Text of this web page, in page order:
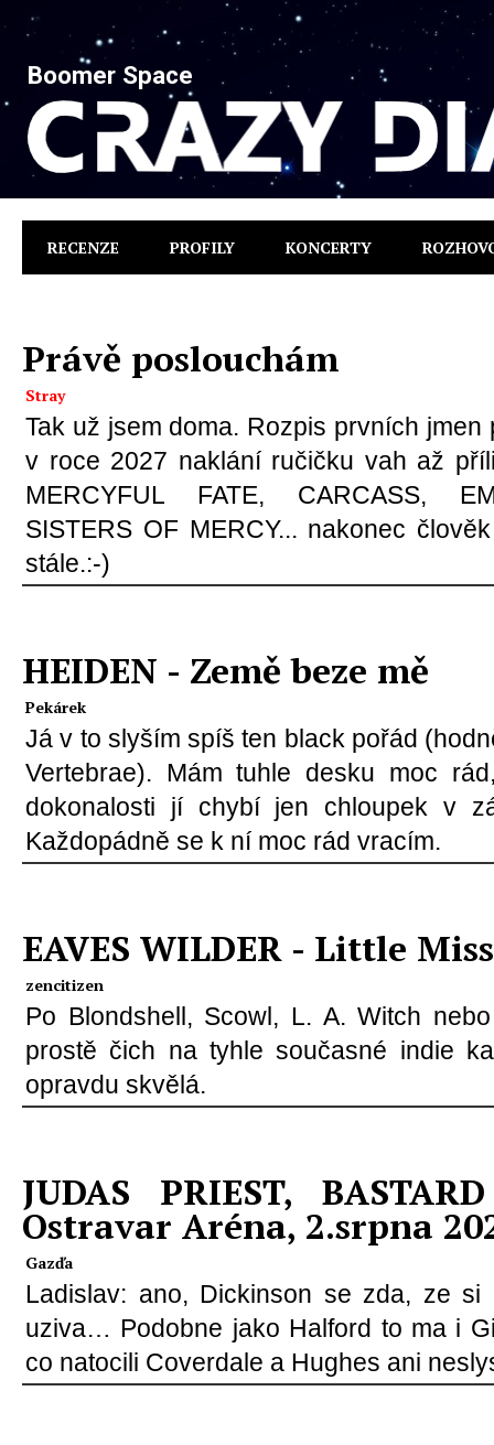
Boomer Space
RECENZE PROFILY KONCERTY
Právě poslouchám
Stray
Tak už jsem doma. Rozpis prvních
v roce 2027 naklání ručičku vah až
MERCYFUL FATE, CARCASS,
SISTERS OF MERCY... nakonec
stále.:-)
HEIDEN - Země beze mě
Pekárek
Já v to slyším spíš ten black pořád
Vertebrae). Mám tuhle desku moc
dokonalosti jí chybí jen chloupek v
Každopádně se k ní moc rád vracím.
EAVES WILDER - Little
zencitizen
Po Blondshell, Scowl, L. A. Witch
prostě čich na tyhle současné indie
opravdu skvělá.
JUDAS PRIEST,
Ostravar Aréna, 2.srpna
Gazďa
Ladislav: ano, Dickinson se zda, ze si
uziva… Podobne jako Halford to ma i
co natocili Coverdale a Hughes ani